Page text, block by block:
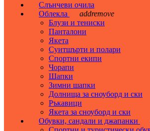
Слънчеви очила
Облекла
addremove
Блузи и тениски
Панталони
Якета
Суитшърти и полари
Спортни екипи
Чорапи
Шапки
Зимни шапки
Долнища за сноуборд и ски
Ръкавици
Якета за сноуборд и ски
Обувки, сандали и джапанки